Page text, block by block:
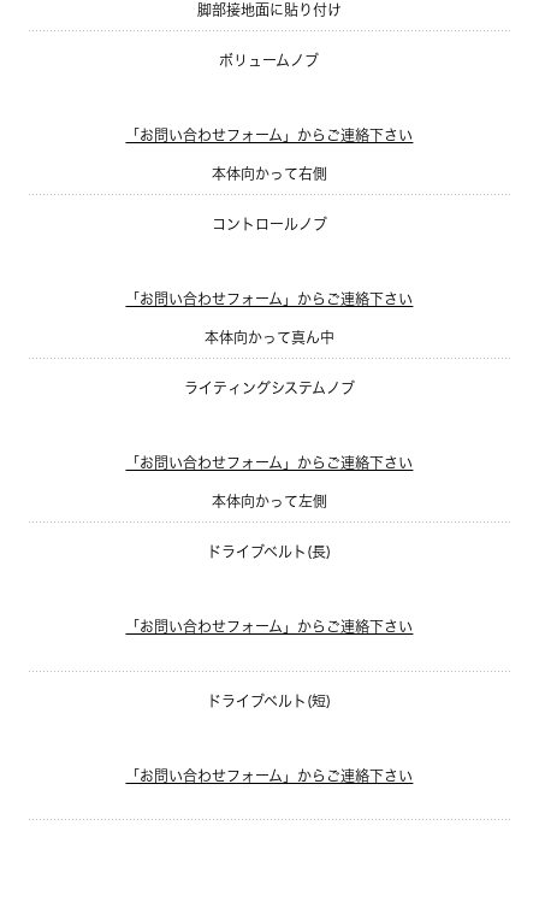
脚部接地面に貼り付け
ボリュームノブ
「お問い合わせフォーム」からご連絡下さい
本体向かって右側
コントロールノブ
「お問い合わせフォーム」からご連絡下さい
本体向かって真ん中
ライティングシステムノブ
「お問い合わせフォーム」からご連絡下さい
本体向かって左側
ドライブベルト(長)
「お問い合わせフォーム」からご連絡下さい
ドライブベルト(短)
「お問い合わせフォーム」からご連絡下さい